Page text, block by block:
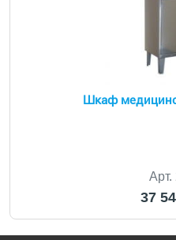
Шкаф
Арт.
37